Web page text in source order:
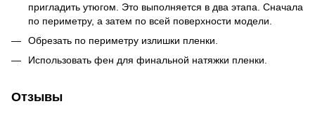
пригладить утюгом. Это выполняется в два этапа. Сначала
по периметру, а затем по всей поверхности модели.
Обрезать по периметру излишки пленки.
Использовать фен для финальной натяжки пленки.
Отзывы